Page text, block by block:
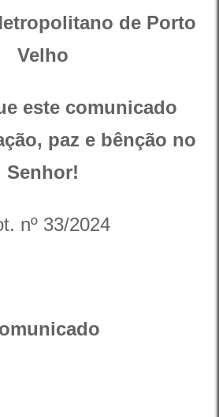
de Porto
Velho
este comunicado
paz e bênção no
Senhor!
nº 33/2024